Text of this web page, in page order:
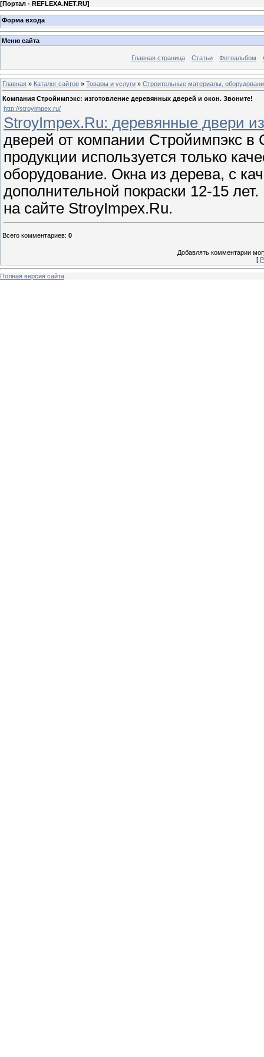
[Портал - REFLEXA.NET.RU]
Форма входа
Меню сайта
Главная страница Статьи Фотоальбом
Главная » Каталог сайтов » Товары и услуги » Строительные материалы,
Компания Стройимпэкс: изготовление деревянных дверей и окон. Звоните!
http://stroyimpex.ru/
StroyImpex.Ru: деревянные двери
дверей от компании Стройимпэкс в
продукции используется только
оборудование. Окна из дерева, с
дополнительной покраски 12-15
на сайте StroyImpex.Ru.
Всего комментариев: 0
Добавлять комментарии
[
Полная версия сайта